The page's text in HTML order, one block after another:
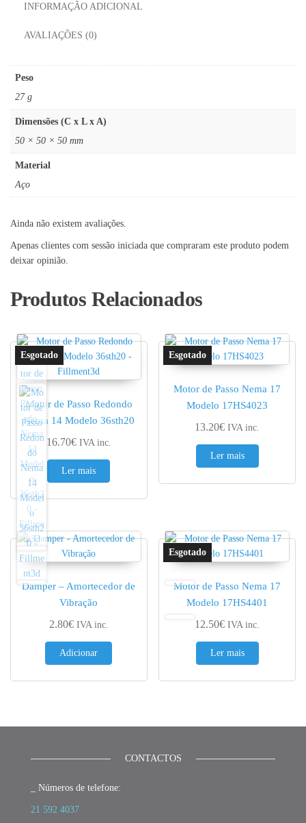
INFORMAÇÃO ADICIONAL
AVALIAÇÕES (0)
Peso
27 g
Dimensões (C x L x A)
50 × 50 × 50 mm
Material
Aço
Ainda não existem avaliações.
Apenas clientes com sessão iniciada que compraram este produto podem
deixar opinião.
Produtos Relacionados
Motor de Passo Redondo
Nema 14 Modelo 36sth20
16.70€ IVA inc.
Ler mais
Motor de Passo Nema 17
Modelo 17HS4023
13.20€ IVA inc.
Ler mais
Damper – Amortecedor de
Vibração
2.80€ IVA inc.
Adicionar
Motor de Passo Nema 17
Modelo 17HS4401
12.50€ IVA inc.
Ler mais
CONTACTOS
_ Números de telefone:
21 592 4037